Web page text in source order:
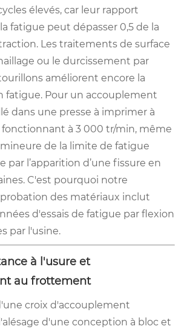
élevés, car leur rapport
fatigue peut dépasser 0,5 de la
Les traitements de surface
ou le durcissement par
améliorent encore la
fatigue. Pour un accouplement
dans une presse à imprimer à
à 3 000 tr/min, même
de la limite de fatigue
par l’apparition d’une fissure en
C'est pourquoi notre
des matériaux inclut
d'essais de fatigue par flexion
par l'usine.
à l'usure et
au frottement
croix d'accouplement
d'une conception à bloc et